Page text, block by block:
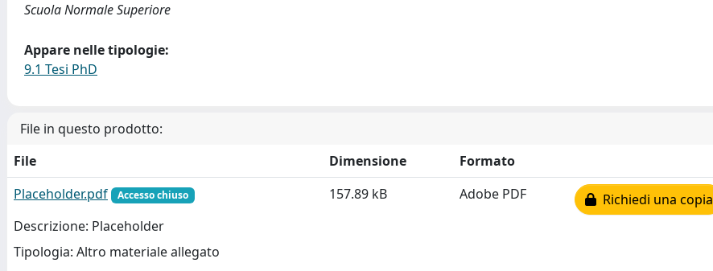
Scuola Normale Superiore
Appare nelle tipologie:
9.1 Tesi PhD
File in questo prodotto:
File
Dimensione
Formato
Placeholder.pdf
Accesso chiuso
Descrizione: Placeholder
Tipologia: Altro materiale allegato
157.89 kB Adobe PDF Richiedi una copia